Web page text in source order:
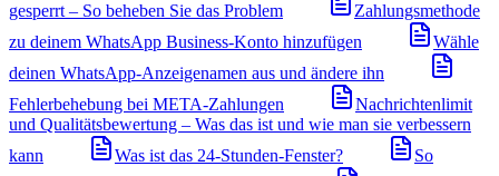
gesperrt – So beheben Sie das Problem
Zahlungsmethode
zu deinem WhatsApp Business-Konto hinzufügen
Wähle
deinen WhatsApp-Anzeigenamen aus und ändere ihn
Fehlerbehebung bei META-Zahlungen
Nachrichtenlimit
und Qualitätsbewertung – Was das ist und wie man sie verbessern
kann
Was ist das 24-Stunden-Fenster?
So